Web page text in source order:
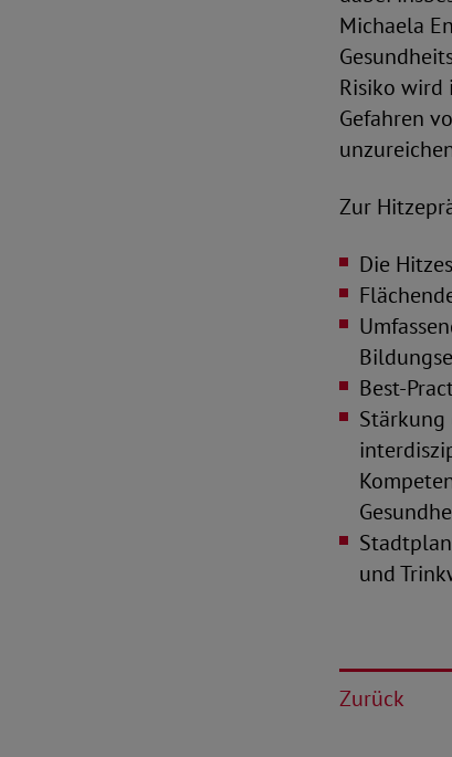
Michaela
Risiko wird
Gefahren
Zur
Die
Best-
Stärkung
und
Zurück